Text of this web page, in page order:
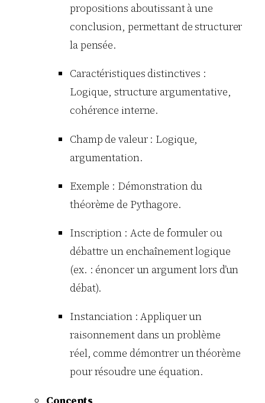
propositions aboutissant à une
conclusion, permettant de structurer
la pensée.
Caractéristiques distinctives :
Logique, structure argumentative,
cohérence interne.
Champ de valeur : Logique,
argumentation.
Exemple : Démonstration du
théorème de Pythagore.
Inscription : Acte de formuler ou
débattre un enchaînement logique
(ex. : énoncer un argument lors d’un
débat).
Instanciation : Appliquer un
raisonnement dans un problème
réel, comme démontrer un théorème
pour résoudre une équation.